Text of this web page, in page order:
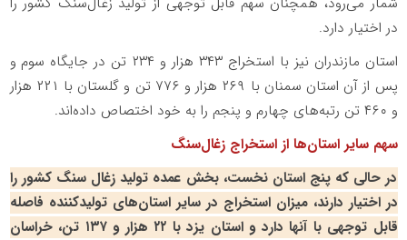
در اختیار دارد.
استان مازندران نیز با استخراج ۳۴۳ هزار و ۲۳۴ تن در جایگاه سوم و
پس از آن استان سمنان با ۲۶۹ هزار و ۷۷۶ تن و گلستان با ۲۲۱ هزار
و ۴۶۰ تن رتبه‌های چهارم و پنجم را به خود اختصاص داده‌اند.
سهم سایر استان‌ها از استخراج زغال‌سنگ
در حالی که پنج استان نخست، بخش عمده تولید زغال سنگ کشور را
در اختیار دارند، میزان استخراج در سایر استان‌های تولیدکننده فاصله
قابل توجهی با آنها دارد و استان یزد با ۲۲ هزار و ۱۳۷ تن، خراسان